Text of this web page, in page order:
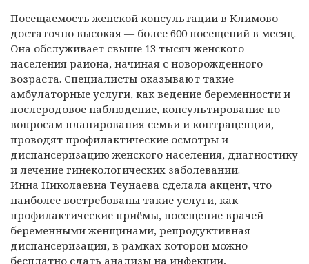
Посещаемость женской консультации в Климово
достаточно высокая — более 600 посещений в месяц.
Она обслуживает свыше 13 тысяч женского
населения района, начиная с новорожденного
возраста. Специалисты оказывают такие
амбулаторные услуги, как ведение беременности и
послеродовое наблюдение, консультирование по
вопросам планирования семьи и контрацепции,
проводят профилактические осмотры и
диспансеризацию женского населения, диагностику
и лечение гинекологических заболеваний.
Инна Николаевна Теунаева сделала акцент, что
наиболее востребованы такие услуги, как
профилактические приёмы, посещение врачей
беременными женщинами, репродуктивная
диспансеризация, в рамках которой можно
бесплатно сдать анализы на инфекции,